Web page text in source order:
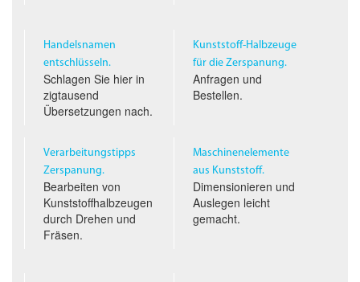
Handelsnamen
entschlüsseln.
Schlagen Sie hier in
zigtausend
Übersetzungen nach.
Kunststoff-Halbzeuge
für die Zerspanung.
Anfragen und
Bestellen.
Verarbeitungstipps
Zerspanung.
Bearbeiten von
Kunststoffhalbzeugen
durch Drehen und
Fräsen.
Maschinenelemente
aus Kunststoff.
Dimensionieren und
Auslegen leicht
gemacht.